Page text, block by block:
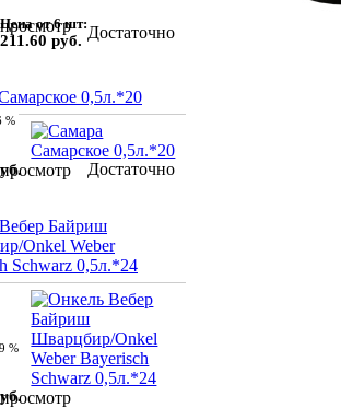
Цена от 6 шт:
211.60 руб. Достаточно
0,5л.*20
%
Достаточно
Байриш
Onkel Weber
Schwarz 0,5л.*24
%